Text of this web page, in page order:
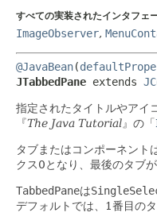
すべての実装されたインタフェ
ImageObserver,
@JavaBean(
JTabbedPane extends
指定されたタイトルやアイ
『The Java Tutorial』の「
タブまたはコンポーネント
クス0となり、最後のタブ
TabbedPaneは
デフォルトでは、1番目の